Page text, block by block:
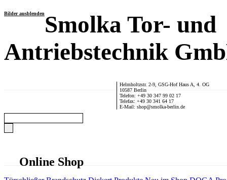
Bilder ausblendenSmolka Tor- und
Antriebstechnik
Helmholtzstr. 2-9, GSG-Hof Haus A, 4. OG
10587 Berlin
Telefon: +49 30 347 99 02 17
Telefax: +49 30 341 64 17
E-Mail: shop@smolka-berlin.de
Online Shop